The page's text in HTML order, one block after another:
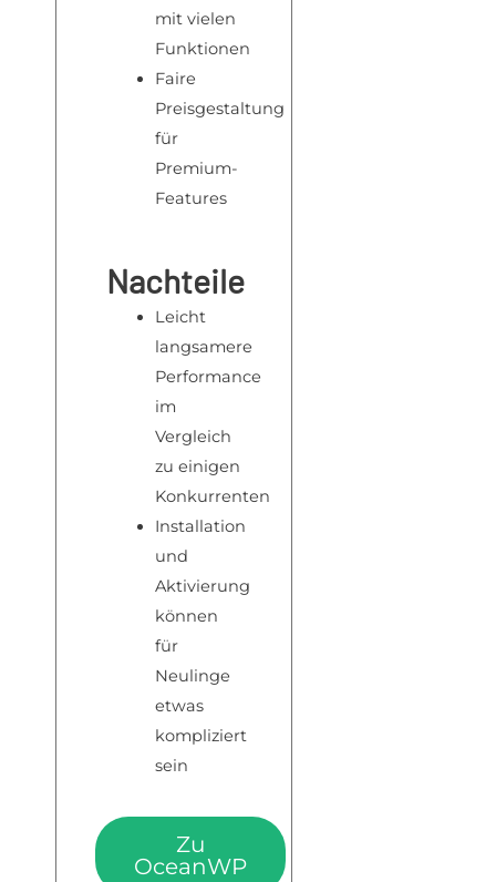
mit vielen
Funktionen
Faire
Preisgestaltung
für
Premium-
Features
Nachteile
Leicht
langsamere
Performance
im
Vergleich
zu einigen
Konkurrenten
Installation
und
Aktivierung
können
für
Neulinge
etwas
kompliziert
sein
Zu
OceanWP